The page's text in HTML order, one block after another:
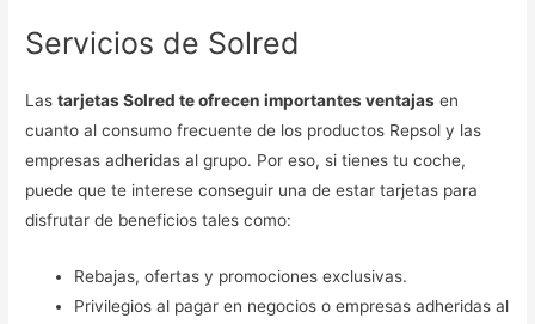
Servicios de Solred
Lastarjetas Solred te ofrecen importantes ventajas en
cuanto al consumo frecuente de los productos Repsol y las
empresas adheridas al grupo. Por eso, si tienes tu coche,
puede que te interese conseguir una de estar tarjetas para
disfrutar de beneficios tales como:
Rebajas, ofertas y promociones exclusivas.
Privilegios al pagar en negocios o empresas adheridas al